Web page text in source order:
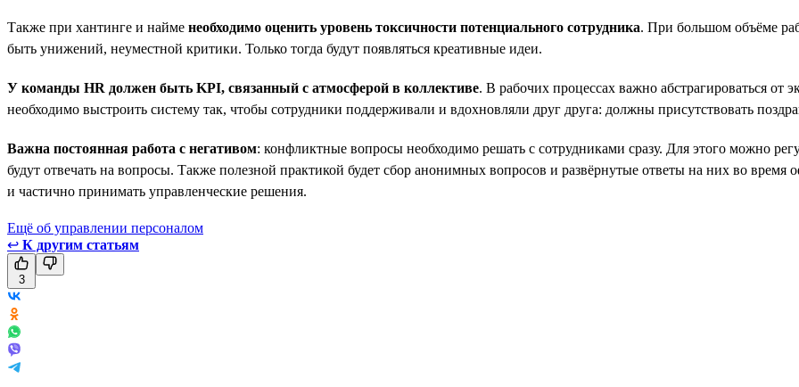
Также при хантинге и найме необходимо оценить уровень токсичности потенциального сотрудника. При большом объёме
быть унижений, неуместной критики. Только тогда будут появляться креативные идеи.
У команды HR должен быть KPI, связанный с атмосферой в коллективе. В рабочих процессах важно абстрагироваться
необходимо выстроить систему так, чтобы сотрудники поддерживали и вдохновляли друг друга: должны присутствовать
Важна постоянная работа с негативом: конфликтные вопросы необходимо решать с сотрудниками сразу. Для этого можно
будут отвечать на вопросы. Также полезной практикой будет сбор анонимных вопросов и развёрнутые ответы на них во
и частично принимать управленческие решения.
Ещё об управлении персоналом
↩ К другим статьям
3